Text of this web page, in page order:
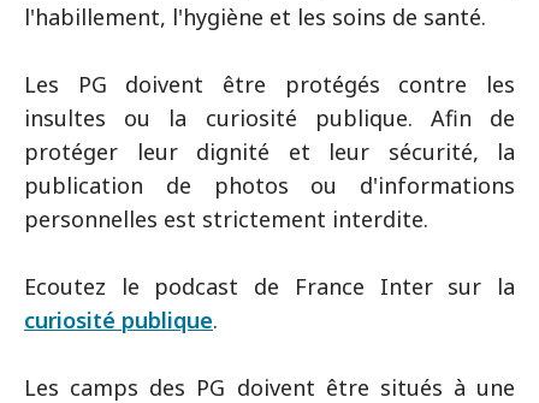
l'habillement, l'hygiène et les soins de santé.
Les PG doivent être protégés contre les
insultes ou la curiosité publique. Afin de
protéger leur dignité et leur sécurité, la
publication de photos ou d'informations
personnelles est strictement interdite.
Ecoutez le podcast de France Inter sur la
curiosité publique.
Les camps des PG doivent être situés à une